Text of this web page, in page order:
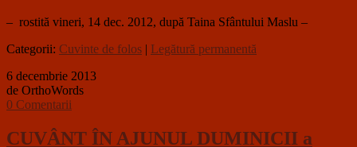
– rostită vineri, 14 dec. 2012, după Taina Sfântului Maslu –
Categorii: Cuvinte de folos | Legătură permanentă
6 decembrie 2013
de OrthoWords
0 Comentarii
CUVÂNT ÎN AJUNUL DUMINICII a